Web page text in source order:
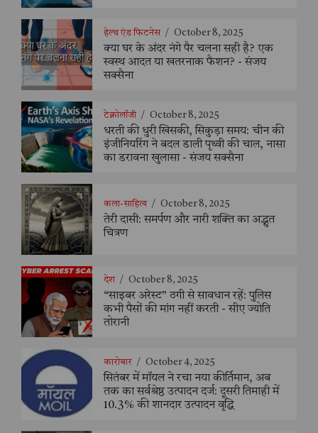
हेल्थ एंड फिटनेस / October 8, 2025
क्या घर के अंदर नंगे पैर चलना सही है? एक
स्वस्थ आदत या खतरनाक फैशन? - संजय
सक्सैना
टेक्नोलॉजी / October 8, 2025
धरती की धुरी खिसकी, सिकुड़ा समय: चीन की
इंजीनियरिंग ने बदल डाली पृथ्वी की चाल, नासा
का डरावना खुलासा - संजय सक्सैना
कला-साहित्य / October 8, 2025
तेरी दासी: समर्पण और नारी शक्ति का अद्भुत
चित्रण
देश / October 8, 2025
“साइबर अरेस्ट” ठगी से सावधान रहें: पुलिस
कभी पैसों की मांग नहीं करती - सीए ज्योति
तोरानी
कारोबार / October 4, 2025
सितंबर में मॉयल ने रचा नया कीर्तिमान, अब
तक का सर्वश्रेष्ठ उत्पादन दर्ज: दूसरी तिमाही में
10.3% की शानदार उत्पादन वृद्धि